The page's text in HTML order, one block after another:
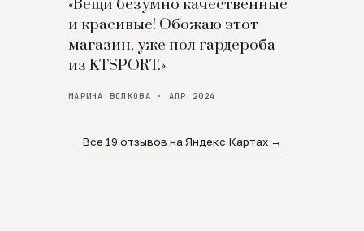
«Вещи безумно качественные
и красивые! Обожаю этот
магазин, уже пол гардероба
из KTSPORT.»
МАРИНА ВОЛКОВА · АПР 2024
Все 19 отзывов на Яндекс Картах →